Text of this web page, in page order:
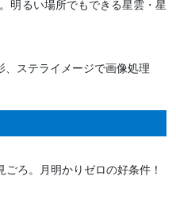
明るい場所でもできる星雲・星
、ステライメージで画像処理
ろ。月明かりゼロの好条件！